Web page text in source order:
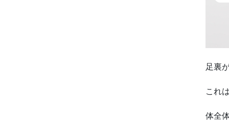
足裏
これ
体全